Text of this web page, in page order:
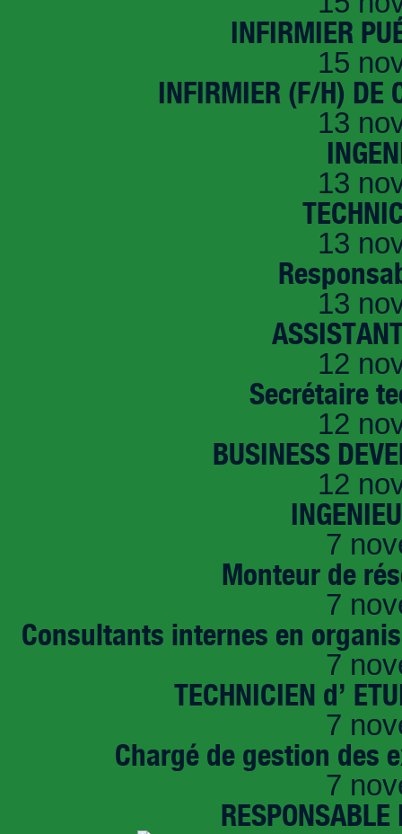
INFIRMIER
15
INFIRMIER (F/H) DE
13
13
13
13
12
Secrétaire
12
BUSINESS
12
7
Monteur de
7
Consultants internes en
7
TECHNICIEN d’
7
Chargé de gestion des
7